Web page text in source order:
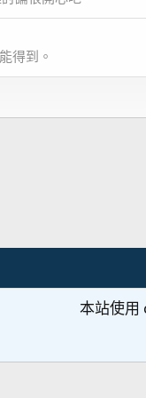
得到。
Parts of this site本站使用